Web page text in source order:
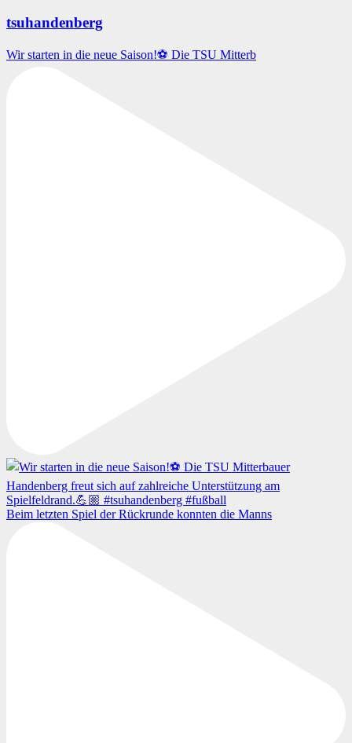
tsuhandenberg
Wir starten in die neue Saison!⚽️ Die TSU Mitterb
Beim letzten Spiel der Rückrunde konnten die Manns